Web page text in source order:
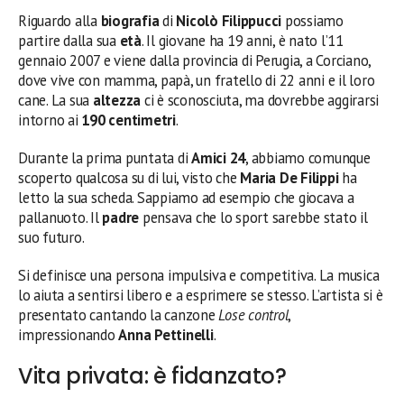
Riguardo allabiografiadi Nicolò Filippucci possiamo
partire dalla sua età. Il giovane ha 19 anni, è nato l’11
gennaio 2007 e viene dalla provincia di Perugia, a Corciano,
dove vive con mamma, papà, un fratello di 22 anni e il loro
cane. La sua altezzaci è sconosciuta, ma dovrebbe aggirarsi
intorno ai 190 centimetri.
Durante la prima puntata diAmici 24, abbiamo comunque
scoperto qualcosa su di lui, visto che Maria De Filippiha
letto la sua scheda. Sappiamo ad esempio che giocava a
pallanuoto. Ilpadre pensava che lo sport sarebbe stato il
suo futuro.
Si definisce una persona impulsiva e competitiva. La musica
lo aiuta a sentirsi libero e a esprimere se stesso. L’artista si è
presentato cantando la canzoneLose control,
impressionandoAnna Pettinelli.
Vita privata: è fidanzato?